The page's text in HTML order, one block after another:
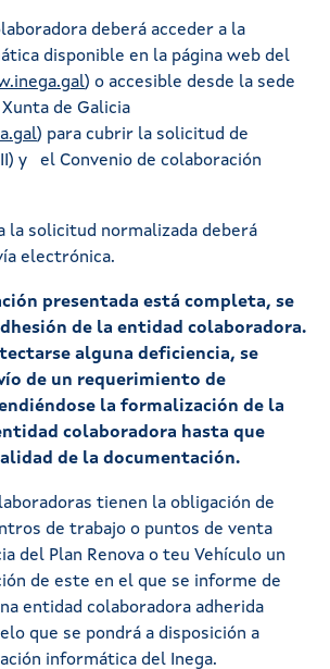
deberá acceder a la
disponible en la página web del
) o accesible desde la sede
de Galicia
) para cubrir la solicitud de
y el Convenio de colaboración
la solicitud normalizada deberá
electrónica.
presentada está completa, se
de la entidad colaboradora.
alguna deficiencia, se
de un requerimiento de
la formalización de la
colaboradora hasta que
de la documentación.
tienen la obligación de
de trabajo o puntos de venta
del Plan Renova o teu Vehículo un
de este en el que se informe de
entidad colaboradora adherida
que se pondrá a disposición a
informática del Inega.